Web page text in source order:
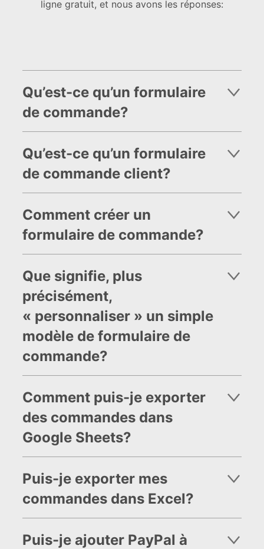
ligne gratuit, et nous avons les réponses:
Qu’est-ce qu’un formulaire
de commande?
Qu’est-ce qu’un formulaire
de commande client?
Comment créer un
formulaire de commande?
Que signifie, plus
précisément,
« personnaliser » un simple
modèle de formulaire de
commande?
Comment puis-je exporter
des commandes dans
Google Sheets?
Puis-je exporter mes
commandes dans Excel?
Puis-je ajouter PayPal à